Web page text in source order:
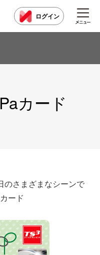
ログイン
カード
のさまざまなシーンで
ード